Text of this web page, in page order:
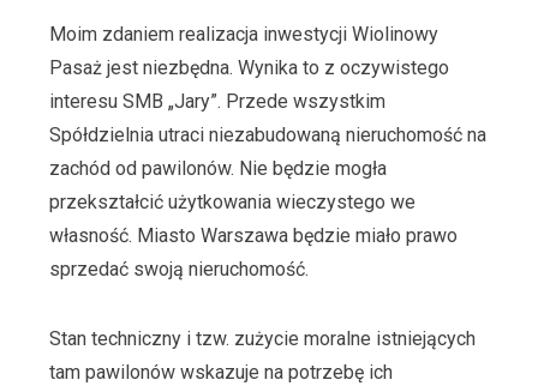
Moim zdaniem realizacja inwestycji Wiolinowy
Pasaż jest niezbędna. Wynika to z oczywistego
interesu SMB „Jary”. Przede wszystkim
Spółdzielnia utraci niezabudowaną nieruchomość na
zachód od pawilonów. Nie będzie mogła
przekształcić użytkowania wieczystego we
własność. Miasto Warszawa będzie miało prawo
sprzedać swoją nieruchomość.
Stan techniczny i tzw. zużycie moralne istniejących
tam pawilonów wskazuje na potrzebę ich